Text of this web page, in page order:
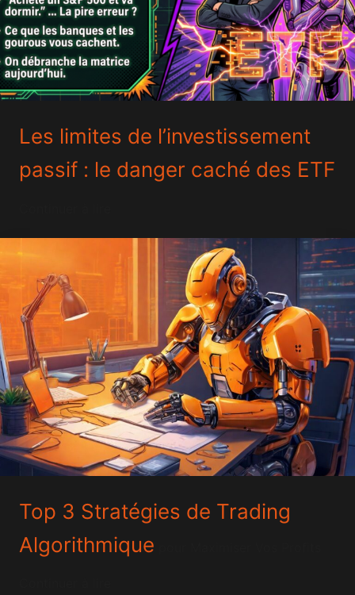
Les limites de l’investissement
passif : le danger caché des ETF
Top 3 Stratégies de Trading
Algorithmique